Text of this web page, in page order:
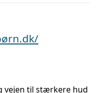
vejen til stærkere hud